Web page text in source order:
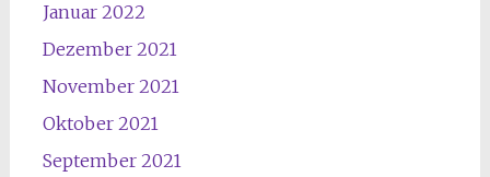
Januar 2022
Dezember 2021
November 2021
Oktober 2021
September 2021